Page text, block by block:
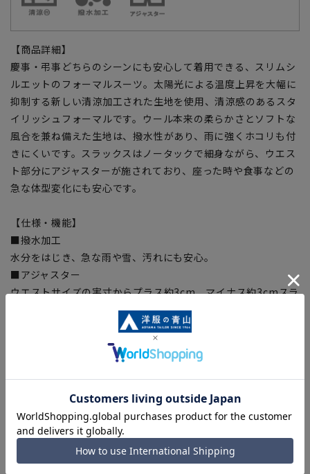
【商品詳細】
慶事・弔事どちらのシーンにも安心して着用できる、スリムシ
ルエットのフォーマルスーツ。太陽光による温度上昇を大幅に
抑制する新しい清涼加工された生地を使用、清涼感のあるスタ
イリッシュフォーマルです。ウール本来の柔らかさとソフトな
風合を兼ね備えた生地は、撥水性があり、雨に強くホコリも付
きにくいです。スラックスはノータックで細身ながら、ウエス
ト部分にアジャスターが施されており、座った時や食事などの
急な体型変化にも安心です。
【仕様・機能】
■撥水加工
水分をはじき、急な雨や雪、汚れにも安心。
■アジャスター
ウエストサイズの実寸からプラス約3cm、マイナス約3cmスラ
イドするアジャスターを採用。軽くてスムーズに可動し、ウエ
ストを楽に調整できます。
■喪服・礼服・夏喪服・夏礼服
【シルエット】《細め(スリム)》 (当社比)
【商品に関するご注意】
■商品画像はサンプルのため、色味やサイズ等の仕様に変更が
ある場合がございますので、予めご了承ください。
■サイズスペックは仕上がりサイズを記載しております。一